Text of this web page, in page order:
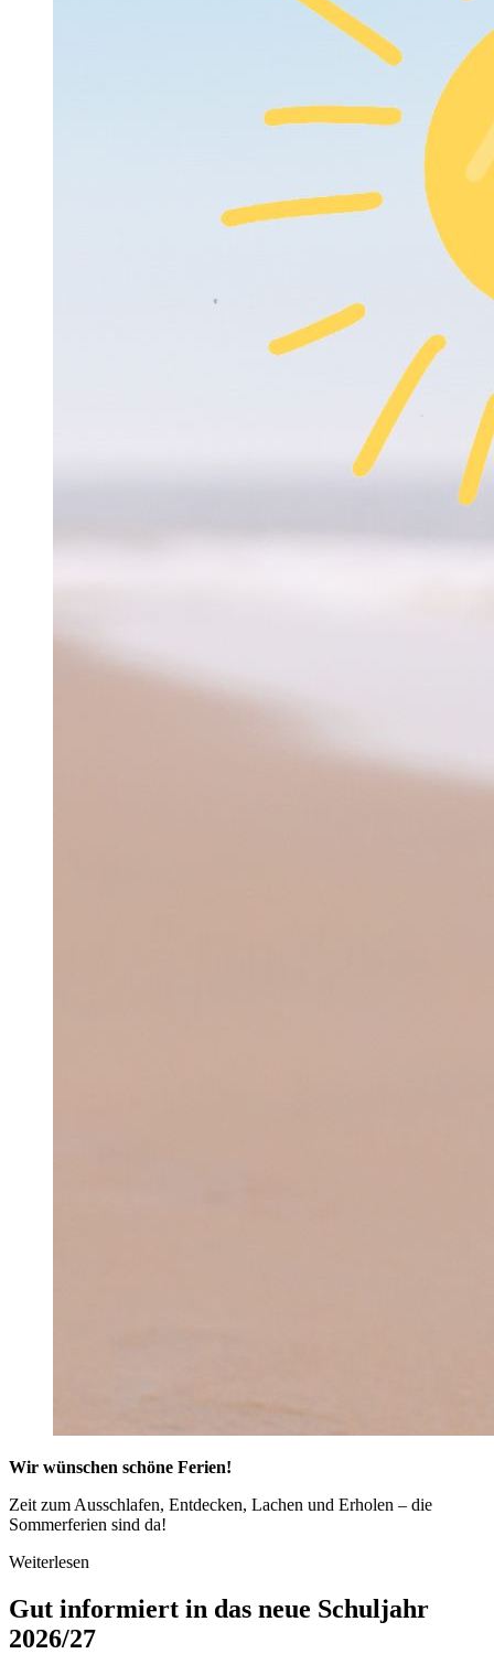
Wir wünschen schöne Ferien!
Zeit zum Ausschlafen, Entdecken, Lachen und Erholen – die
Sommerferien sind da!
Weiterlesen
Gut informiert in das neue Schuljahr
2026/27